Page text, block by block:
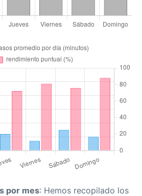
por mes: Hemos recopilado los